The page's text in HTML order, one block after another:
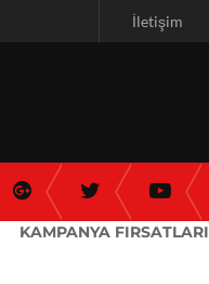
İletişim
KAMPANYA FIRSATLARI